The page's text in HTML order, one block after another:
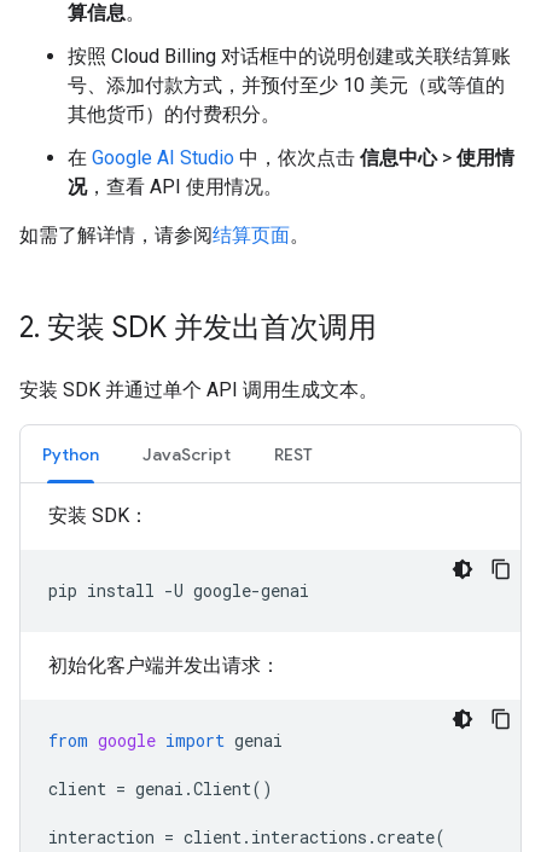
算信息。
按照 Cloud Billing 对话框中的说明创建或关联结算账
号、添加付款方式，并预付至少 10 美元（或等值的
其他货币）的付费积分。
在 Google AI Studio 中，依次点击 信息中心> 使用情
况，查看 API 使用情况。
如需了解详情，请参阅结算页面。
2. 安装 SDK 并发出首次调用
安装 SDK 并通过单个 API 调用生成文本。
Python JavaScript REST
安装 SDK：
pip install -U
初始化客户端并发出请求：
from google import genai
client = genai .Client()
interaction = client. interactions .create(